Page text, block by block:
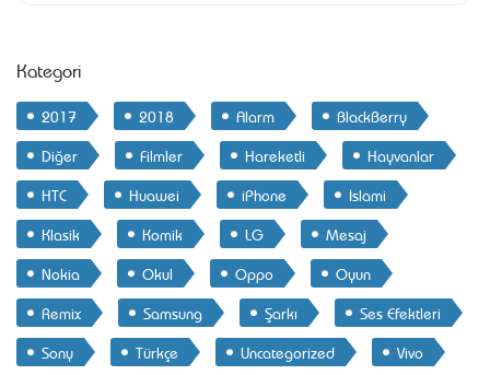
Kategori
2017 2018 Alarm
BlackBerry
Diğer
Filmler Hareketli
Hayvanlar
HTC
Huawei iPhone
Islami
Klasik
Komik LG
Mesaj
Nokia
Okul Oppo
Oyun
Remix
Samsung Şarkı
Ses Efektleri
Sony
Türkçe Uncategorized Vivo